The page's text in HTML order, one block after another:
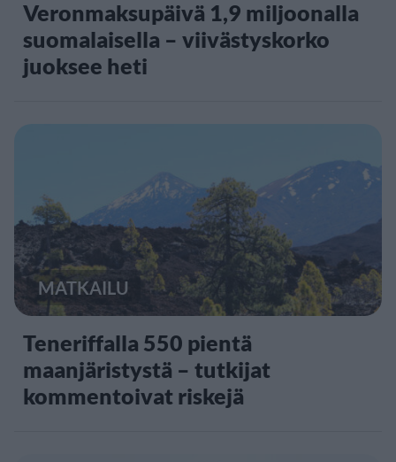
Veronmaksupäivä 1,9 miljoonalla
suomalaisella – viivästyskorko
juoksee heti
MATKAILU
Teneriffalla 550 pientä
maanjäristystä – tutkijat
kommentoivat riskejä